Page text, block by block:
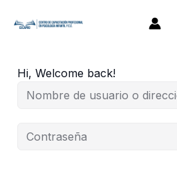
Hi, Welcome back!